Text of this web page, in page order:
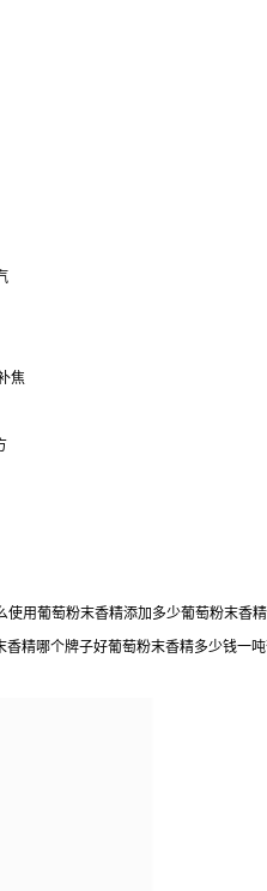
焦
用葡萄粉末香精添加多少葡萄粉末香
精哪个牌子好葡萄粉末香精多少钱一